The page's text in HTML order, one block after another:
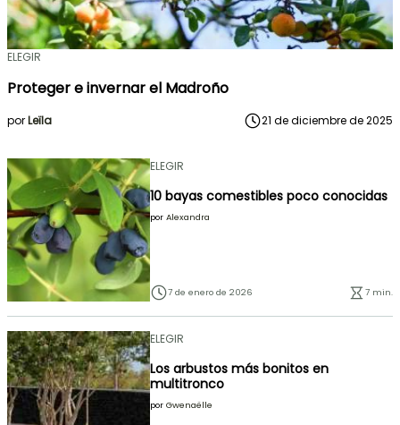
ELEGIR
Proteger e invernar el Madroño
porLeïla 21 de diciembre de 2025
ELEGIR
10 bayas comestibles poco conocidas
por Alexandra
7 de enero de 2026 7 min.
ELEGIR
Los arbustos más bonitos en
multitronco
por Gwenaëlle